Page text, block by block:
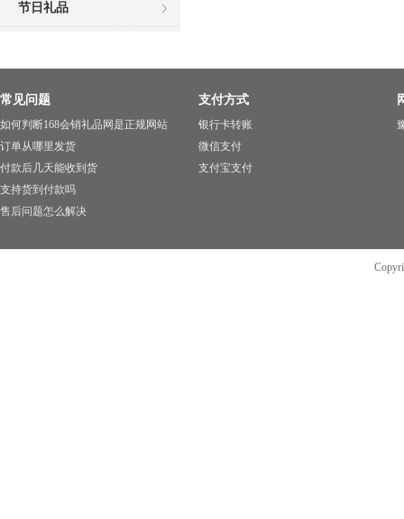
节日礼品
常见问题
如何判断168会销礼品网是正规网站
订单从哪里发货
付款后几天能收到货
支持货到付款吗
售后问题怎么解决
支付方式
银行卡转账
微信支付
支付宝支付